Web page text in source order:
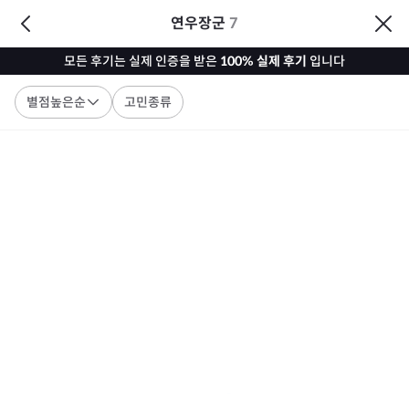
연우장군 7
모든 후기는 실제 인증을 받은 100% 실제 후기 입니다
별점높은순 고민종류